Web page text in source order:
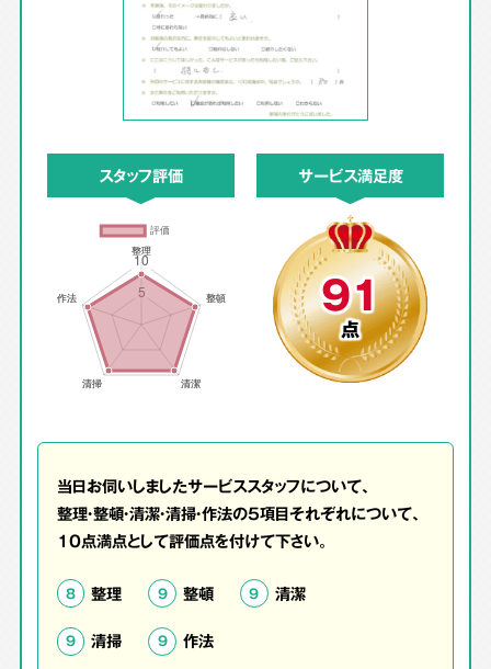
スタッフ評価 サービス満足度
91
点
当日お伺いしましたサービススタッフについて、
整理・整頓・清潔・清掃・作法の5項目それぞれについて、
10点満点として評価点を付けて下さい。
8 整理 9 整頓 9 清潔
9 清掃 9 作法